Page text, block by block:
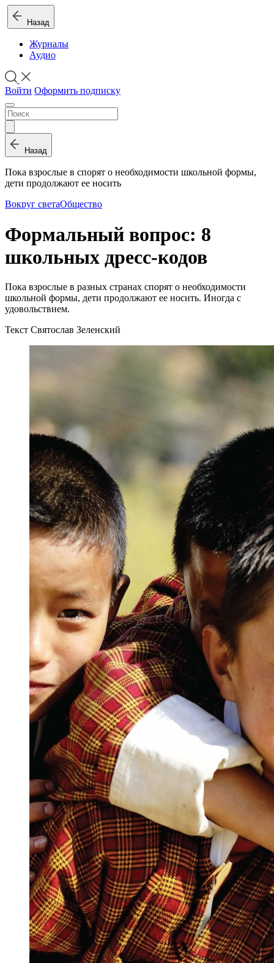
Назад
Журналы
Аудио
Войти Оформить подписку
Назад
Пока взрослые в спорят о необходимости школьной формы,
дети продолжают ее носить
Вокруг светаОбщество
Формальный вопрос: 8
школьных дресс-кодов
Пока взрослые в разных странах спорят о необходимости
школьной формы, дети продолжают ее носить. Иногда с
удовольствием.
Текст Святослав Зеленский